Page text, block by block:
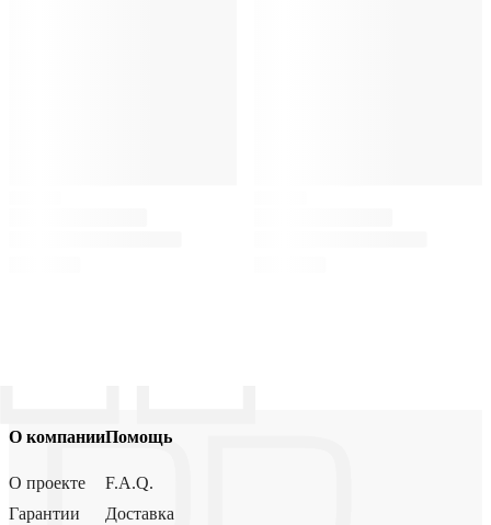
О компании
О проекте
Гарантии
Помощь
F.A.Q.
Доставка